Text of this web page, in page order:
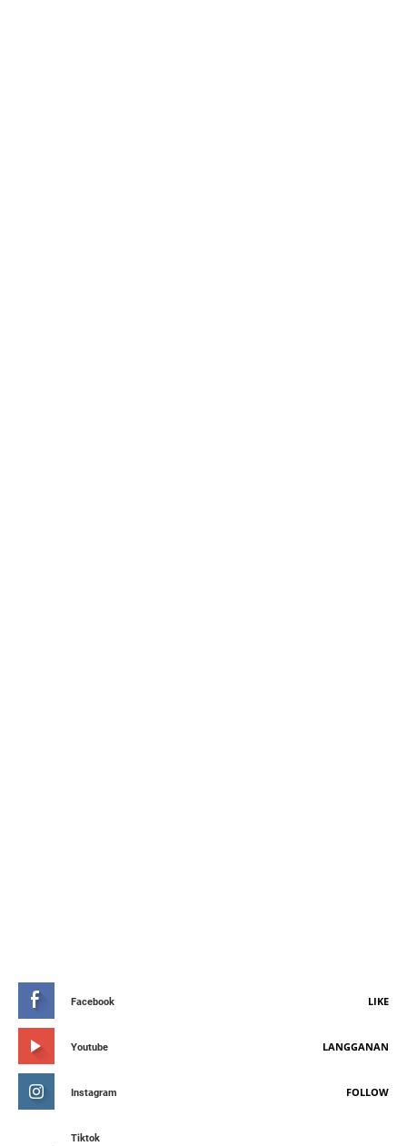
Facebook LIKE
Youtube LANGGANAN
Instagram FOLLOW
Tiktok